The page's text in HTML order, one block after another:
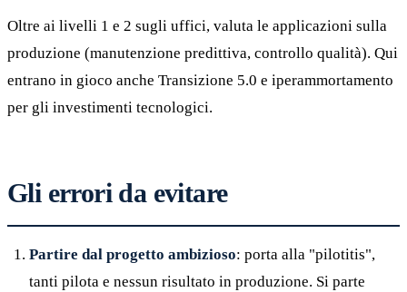
Oltre ai livelli 1 e 2 sugli uffici, valuta le applicazioni sulla
produzione (manutenzione predittiva, controllo qualità). Qui
entrano in gioco anche Transizione 5.0 e iperammortamento
per gli investimenti tecnologici.
Gli errori da evitare
Partire dal progetto ambizioso: porta alla "pilotitis",
tanti pilota e nessun risultato in produzione. Si parte